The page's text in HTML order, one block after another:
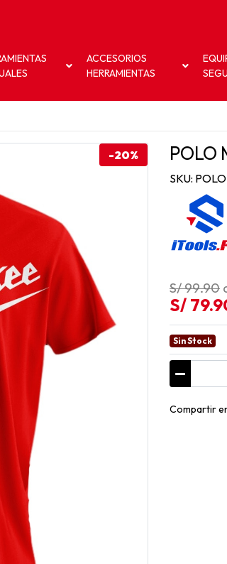
ACCESORIOS
HERRAMIENTAS
-20% POLO
SKU:
S/ 99.90
S/
Sin Stock
Compartir